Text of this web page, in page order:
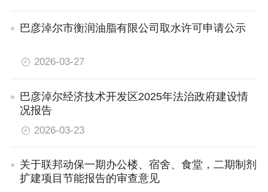
巴彦淖尔市衡润油脂有限公司取水许可申请公示
2026-03-27
巴彦淖尔经济技术开发区2025年法治政府建设情
况报告
2026-03-23
关于联邦动保一期办公楼、宿舍、食堂，二期制剂
扩建项目节能报告的审查意见